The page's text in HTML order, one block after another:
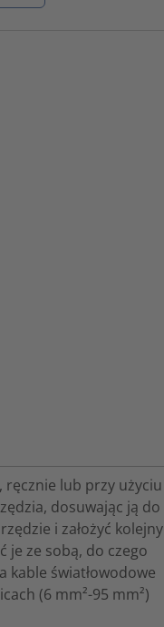
ręcznie lub przy użyciu
dosuwając ją do
i założyć kolejny
je ze sobą, do czego
kable światłowodowe
(6 mm²-95 mm²)